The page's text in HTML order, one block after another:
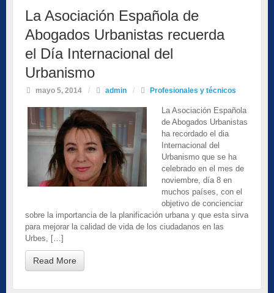
La Asociación Española de
Abogados Urbanistas recuerda
el Día Internacional del
Urbanismo
mayo 5, 2014 / admin / Profesionales y técnicos
La Asociación Española
de Abogados Urbanistas
ha recordado el dia
Internacional del
Urbanismo que se ha
celebrado en el mes de
noviembre, día 8 en
muchos países, con el
objetivo de concienciar
sobre la importancia de la planificación urbana y que esta sirva
para mejorar la calidad de vida de los ciudadanos en las
Urbes, […]
Read More